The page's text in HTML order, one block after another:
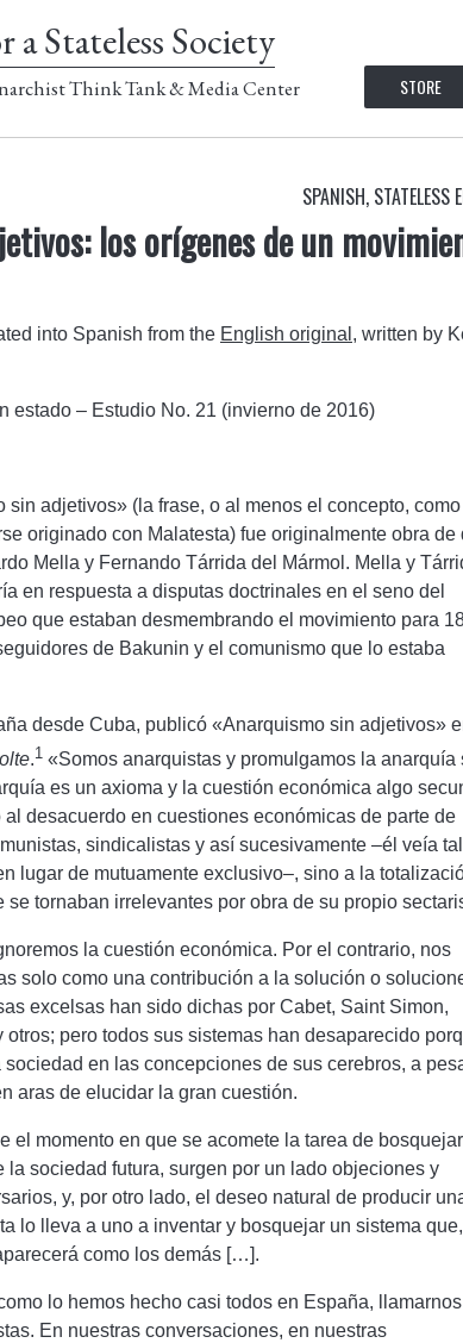
a Stateless Society
Think Tank & Media Center STORE
SPANISH, STATELESS
los orígenes de un
into Spanish from the English original , written by
estado – Estudio No. 21 (invierno de 2016)
sin adjetivos» (la frase, o al menos el concepto, como
originado con Malatesta) fue originalmente obra de
Mella y Fernando Tárrida del Mármol. Mella y
en respuesta a disputas doctrinales en el seno del
que estaban desmembrando el movimiento para
de Bakunin y el comunismo que lo estaba
desde Cuba, publicó «Anarquismo sin adjetivos»
.1 «Somos anarquistas y promulgamos la anarquía
es un axioma y la cuestión económica algo
desacuerdo en cuestiones económicas de parte de
sindicalistas y así sucesivamente –él veía
lugar de mutuamente exclusivo–, sino a la
se tornaban irrelevantes por obra de su propio
la cuestión económica. Por el contrario, nos
solo como una contribución a la solución o
excelsas han sido dichas por Cabet, Saint Simon,
otros; pero todos sus sistemas han desaparecido
en las concepciones de sus cerebros, a
aras de elucidar la gran cuestión.
el momento en que se acomete la tarea de bosquejar
la sociedad futura, surgen por un lado objeciones y
y, por otro lado, el deseo natural de producir
lo lleva a uno a inventar y bosquejar un sistema que,
como los demás […].
lo hemos hecho casi todos en España, llamarnos
En nuestras conversaciones, en nuestras